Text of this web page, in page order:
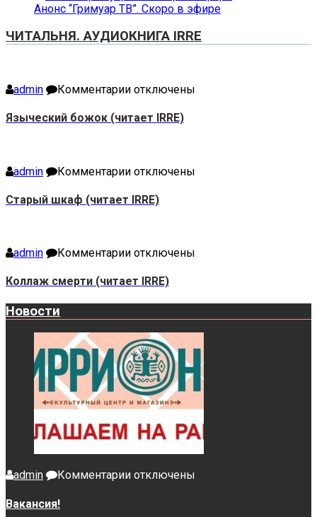
Анонс “Гримуар ТВ”. Скоро в эфире
ЧИТАЛЬНЯ. АУДИОКНИГА IRRE
admin Комментариик
Языческий
отключены
Языческий божок (читает IRRE)
admin Комментариик
Старый
шкаф
отключены
Старый шкаф (читает IRRE)
admin Комментариик
Коллаж
(читает
IRRE)
отключены
Коллаж смерти (читает IRRE)
Новости
admin Комментариикотключены
Вакансия!